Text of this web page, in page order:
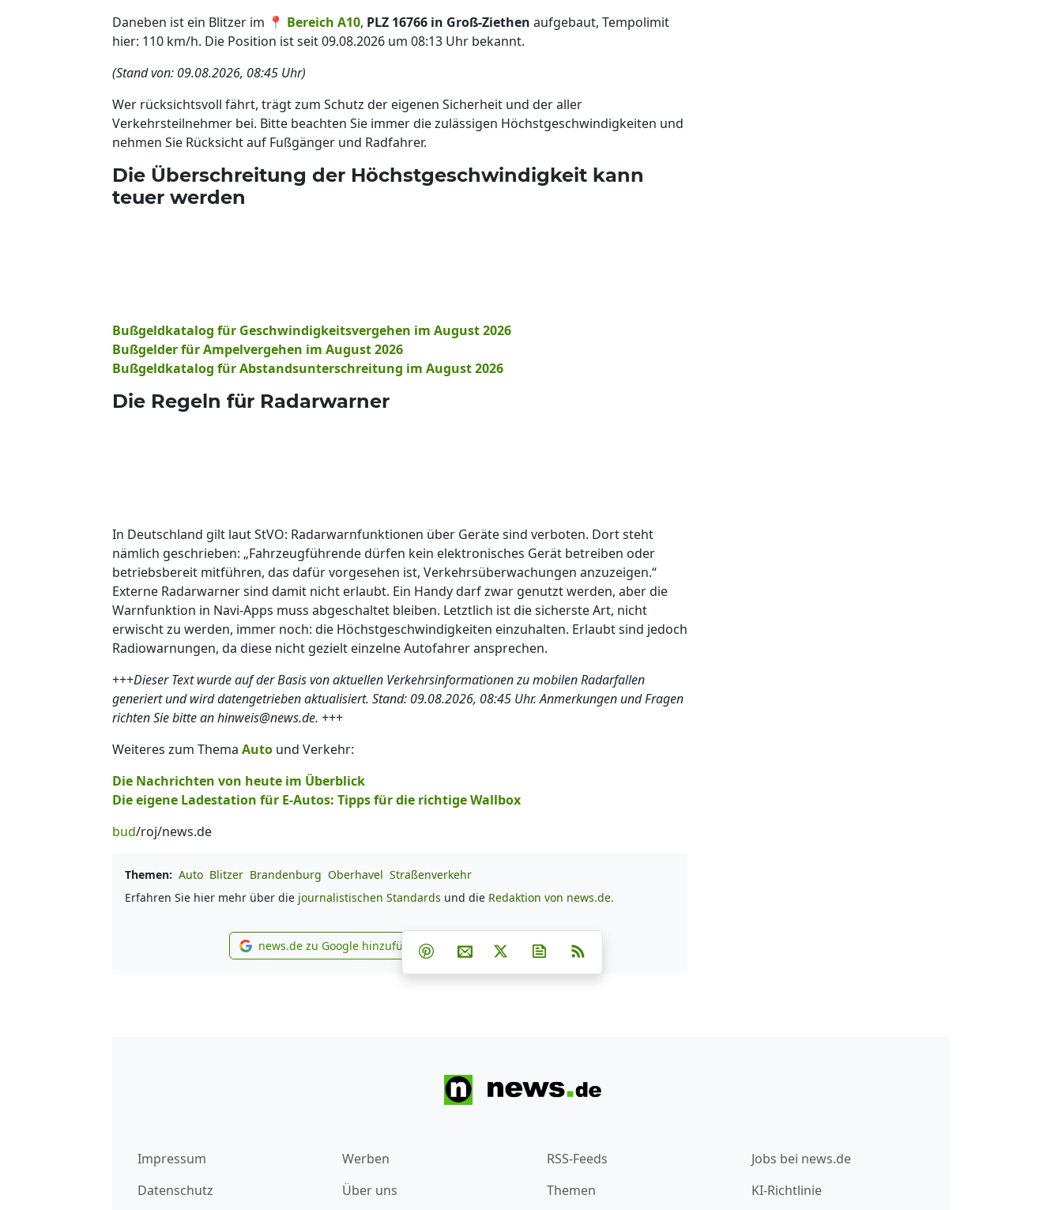
Daneben ist ein Blitzer im 📍 Bereich A10, PLZ 16766 in Groß-Ziethen aufgebaut, Tempolimit
hier: 110 km/h. Die Position ist seit 09.08.2026 um 08:13 Uhr bekannt.
(Stand von: 09.08.2026, 08:45 Uhr)
Wer rücksichtsvoll fährt, trägt zum Schutz der eigenen Sicherheit und der aller
Verkehrsteilnehmer bei. Bitte beachten Sie immer die zulässigen Höchstgeschwindigkeiten und
nehmen Sie Rücksicht auf Fußgänger und Radfahrer.
Die Überschreitung der Höchstgeschwindigkeit kann
teuer werden
Bußgeldkatalog für Geschwindigkeitsvergehen im August 2026
Bußgelder für Ampelvergehen im August 2026
Bußgeldkatalog für Abstandsunterschreitung im August 2026
Die Regeln für Radarwarner
In Deutschland gilt laut StVO: Radarwarnfunktionen über Geräte sind verboten. Dort steht
nämlich geschrieben: „Fahrzeugführende dürfen kein elektronisches Gerät betreiben oder
betriebsbereit mitführen, das dafür vorgesehen ist, Verkehrsüberwachungen anzuzeigen.“
Externe Radarwarner sind damit nicht erlaubt. Ein Handy darf zwar genutzt werden, aber die
Warnfunktion in Navi-Apps muss abgeschaltet bleiben. Letztlich ist die sicherste Art, nicht
erwischt zu werden, immer noch: die Höchstgeschwindigkeiten einzuhalten. Erlaubt sind jedoch
Radiowarnungen, da diese nicht gezielt einzelne Autofahrer ansprechen.
+++Dieser Text wurde auf der Basis von aktuellen Verkehrsinformationen zu mobilen Radarfallen
generiert und wird datengetrieben aktualisiert. Stand: 09.08.2026, 08:45 Uhr. Anmerkungen und Fragen
richten Sie bitte an hinweis@news.de. +++
Weiteres zum Thema Auto und Verkehr:
Die Nachrichten von heute im Überblick
Die eigene Ladestation für E-Autos: Tipps für die richtige Wallbox
bud/roj/news.de
Themen: Auto Blitzer Brandenburg Oberhavel Straßenverkehr
Erfahren Sie hier mehr über die journalistischen Standards und die Redaktion von news.de.
news.de zu Google hinzufügen
news.de zu Google hinzufügen Teilen auf Facebook
Teilen auf Whatsapp
Teilen auf Telegram
Teilen auf Pinterest
Per E-Mail teilen
Post auf XNewsletter abonnieren
Impressum
Datenschutz
Werben
Über uns
RSS-Feeds
Themen
Jobs bei news.de
KI-Richtlinie